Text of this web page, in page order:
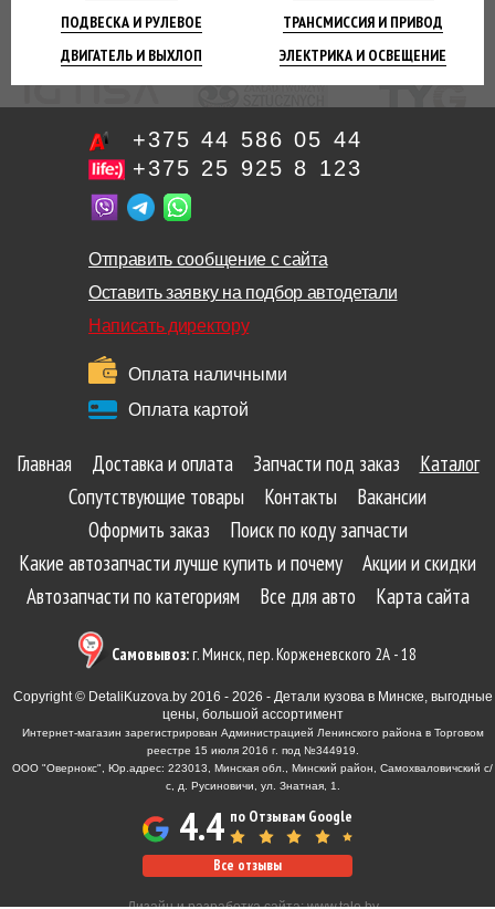
ПОДВЕСКА И РУЛЕВОЕ ТРАНСМИССИЯ И ПРИВОД
ДВИГАТЕЛЬ И ВЫХЛОП ЭЛЕКТРИКА И ОСВЕЩЕНИЕ
+375 44 586 05 44
+375 25 925 8 123
Отправить сообщение с сайта
Оставить заявку на подбор автодетали
Написать директору
Оплата наличными
Оплата картой
Главная Доставка и оплата Запчасти под заказ
Каталог
Сопутствующие товары
Контакты
Вакансии
Оформить заказ
Поиск по коду запчасти
Какие автозапчасти лучше купить и почему
Акции и скидки
Автозапчасти по категориям
Все для авто Карта сайта
Самовывоз:г. Минск, пер. Корженевского 2А - 18
Copyright © DetaliKuzova.by 2016 - 2026 - Детали кузова в Минске, выгодные
цены, большой ассортимент
Интернет-магазин зарегистрирован Администрацией Ленинского района в Торговом
реестре 15 июля 2016 г. под №344919.
ООО "Овернокс", Юр.адрес: 223013, Минская обл., Минский район, Самохваловичский с/
с, д. Русиновичи, ул. Знатная, 1.
4.4 по Отзывам Google
Все отзывы